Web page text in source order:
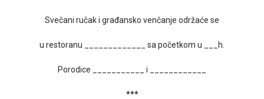
Svečani ručak i građansko venčanje održaće se
u restoranu _____________ sa početkom u ___h.
Porodice ___________ i ____________
***